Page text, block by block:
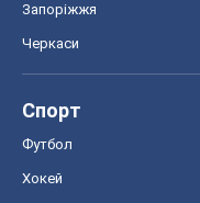
Запоріжжя
Черкаси
Спорт
Футбол
Хокей